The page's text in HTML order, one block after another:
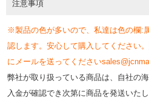
注意事項
※製品の色が多いので、私達は色の欄:
認します。安心して購入してください
にメールを送ってください
弊社が取り扱っている商品は、自社の
入金が確認でき次第に商品を発送いた